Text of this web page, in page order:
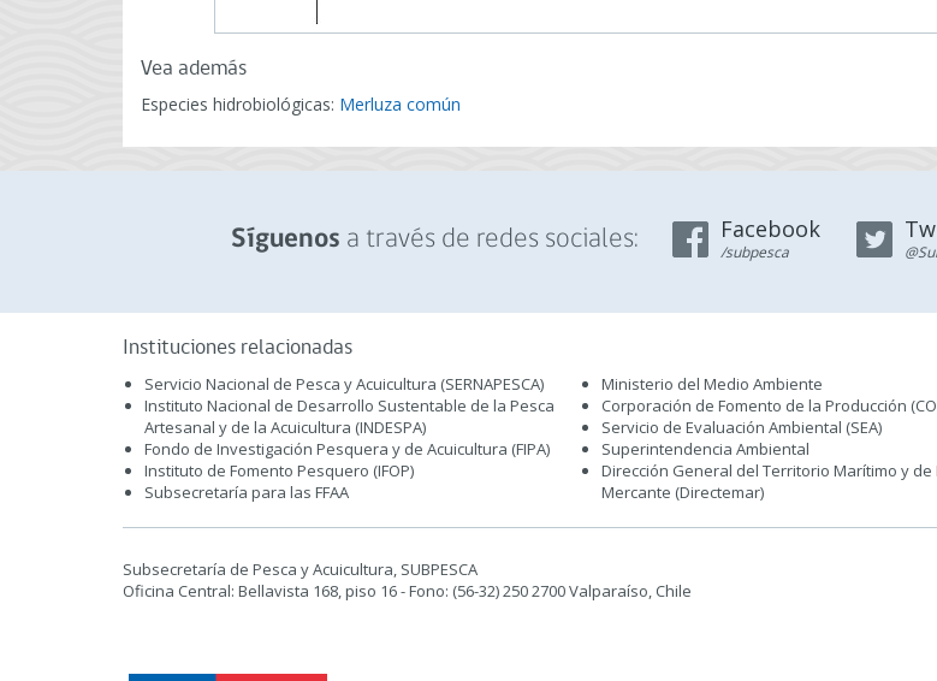
Vea además
Especies hidrobiológicas: Merluza común
Síguenos a través de redes sociales: Facebook
/subpesca
Instituciones relacionadas
Servicio Nacional de Pesca y Acuicultura (SERNAPESCA)
Instituto Nacional de Desarrollo Sustentable de la Pesca
Artesanal y de la Acuicultura (INDESPA)
Fondo de Investigación Pesquera y de Acuicultura (FIPA)
Instituto de Fomento Pesquero (IFOP)
Subsecretaría para las FFAA
Ministerio del Medio Ambiente
Corporación de Fomento de la Producción
Servicio de Evaluación Ambiental (SEA)
Superintendencia Ambiental
Dirección General del Territorio Marítimo y de
Mercante (Directemar)
Subsecretaría de Pesca y Acuicultura, SUBPESCA
Oficina Central: Bellavista 168, piso 16 - Fono: (56-32) 250 2700 Valparaíso, Chile